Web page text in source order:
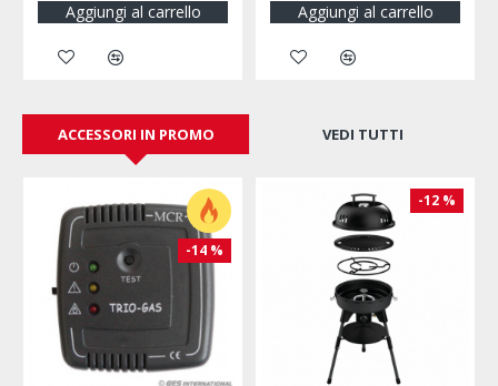
Aggiungi al carrello
Aggiungi al carrello
ACCESSORI IN PROMO VEDI TUTTI
-14 %
-12 %